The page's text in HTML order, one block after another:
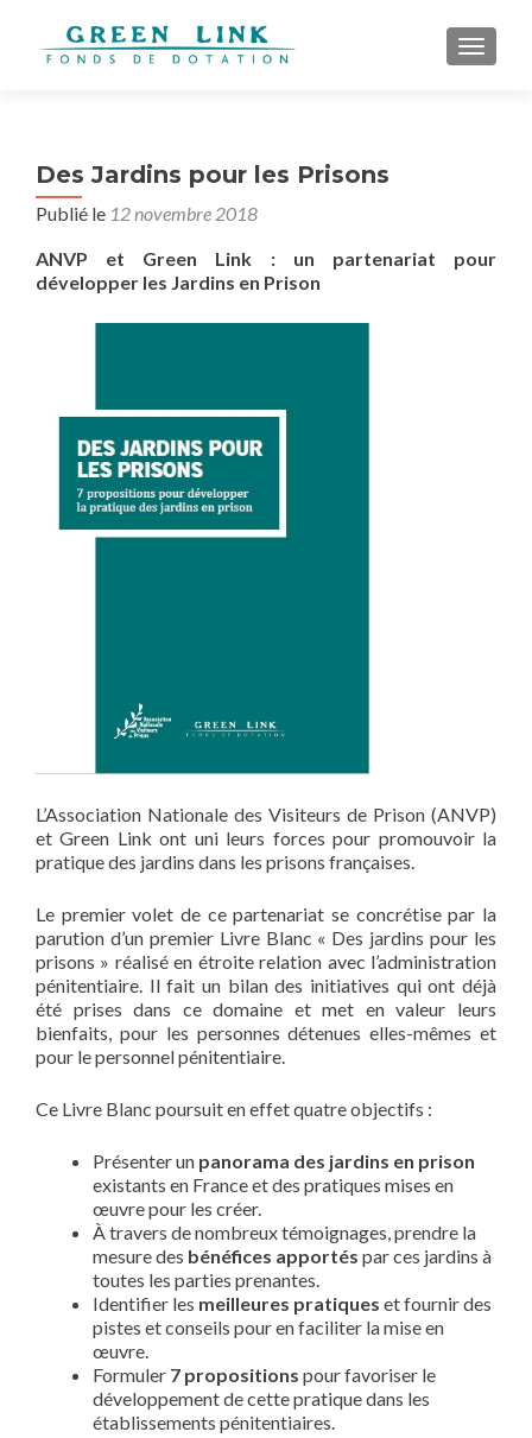
Des Jardins pour les Prisons
Publié le 12 novembre 2018
ANVP et Green Link : un partenariat pour
développer les Jardins en Prison
L’Association Nationale des Visiteurs de Prison (ANVP)
et Green Link ont uni leurs forces pour promouvoir la
pratique des jardins dans les prisons françaises.
Le premier volet de ce partenariat se concrétise par la
parution d’un premier Livre Blanc « Des jardins pour les
prisons » réalisé en étroite relation avec l’administration
pénitentiaire. Il fait un bilan des initiatives qui ont déjà
été prises dans ce domaine et met en valeur leurs
bienfaits, pour les personnes détenues elles-mêmes et
pour le personnel pénitentiaire.
Ce Livre Blanc poursuit en effet quatre objectifs :
Présenter un panorama des jardins en prison
existants en France et des pratiques mises en
œuvre pour les créer.
À travers de nombreux témoignages, prendre la
mesure des bénéfices apportés par ces jardins à
toutes les parties prenantes.
Identifier les meilleures pratiques et fournir des
pistes et conseils pour en faciliter la mise en
œuvre.
Formuler 7 propositions pour favoriser le
développement de cette pratique dans les
établissements pénitentiaires.